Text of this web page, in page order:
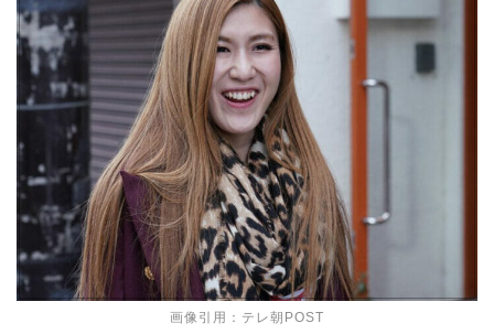
画像引用：テレ朝POST